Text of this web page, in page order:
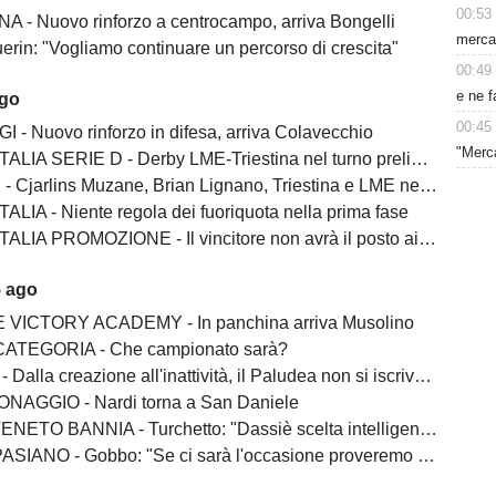
- Nuovo rinforzo a centrocampo, arriva Bongelli
"Vogliamo continuare un percorso di crescita"
- Nuovo rinforzo in difesa, arriva Colavecchio
SERIE D - Derby LME-Triestina nel turno preliminare
Muzane, Brian Lignano, Triestina e LME nel girone C
- Niente regola dei fuoriquota nella prima fase
PROMOZIONE - Il vincitore non avrà il posto ai play-off
ago
VICTORY ACADEMY - In panchina arriva Musolino
- Che campionato sarà?
creazione all'inattività, il Paludea non si iscrive alla Terza categoria
- Nardi torna a San Daniele
BANNIA - Turchetto: "Dassiè scelta intelligente. Costruito una squadra esperta"
- Gobbo: "Se ci sarà l'occasione proveremo a salire. Franco Martin? Un vincente"
00:53
00:49
e ne
00:45